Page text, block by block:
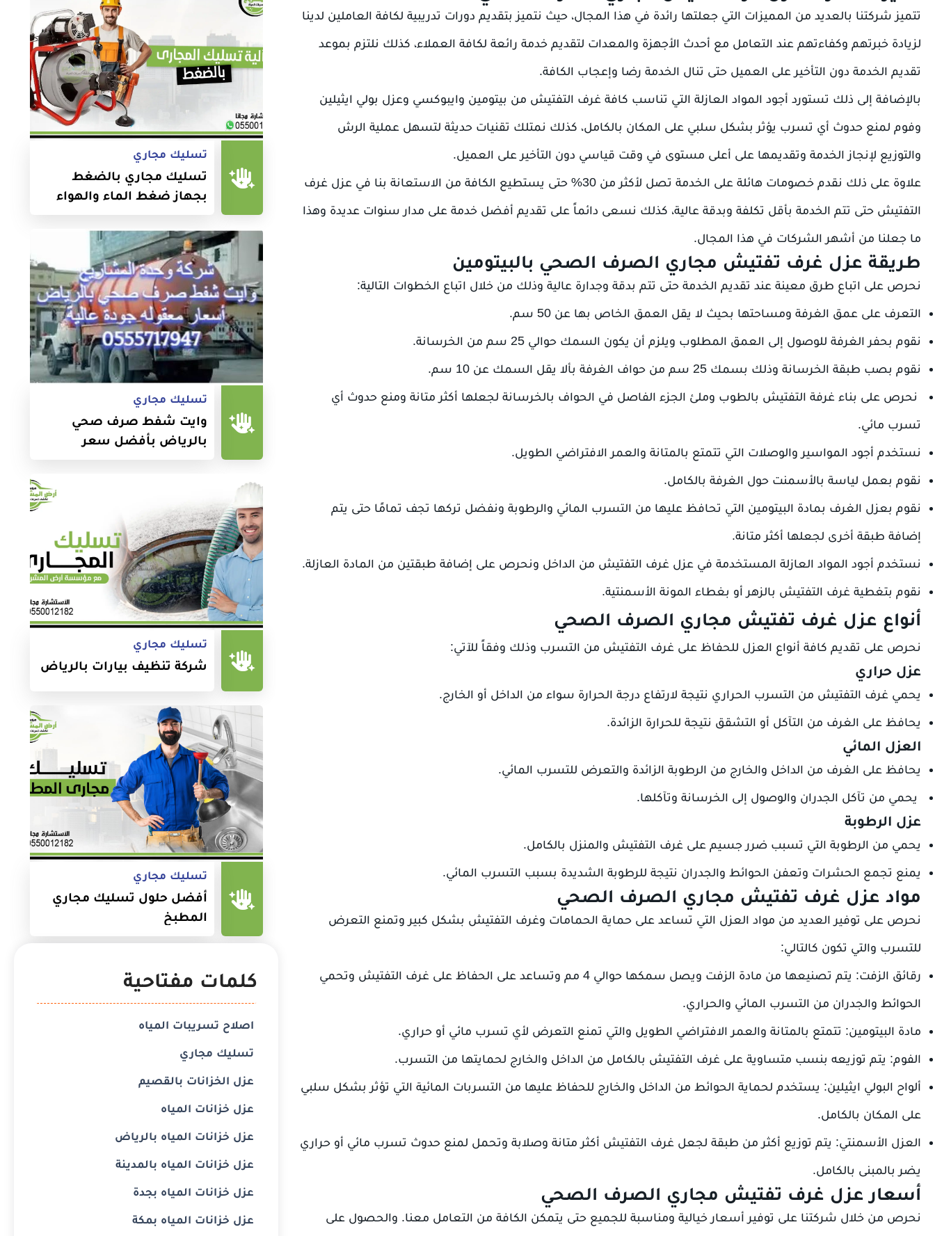
تتميز شركتنا بالعديد من المميزات التي جعلتها رائدة في هذا المجال، حيث نتميز بتقديم دورات تدريبية لكافة العاملين لدينا
لزيادة خبرتهم وكفاءتهم عند التعامل مع أحدث الأجهزة والمعدات لتقديم خدمة رائعة لكافة العملاء، كذلك نلتزم بموعد
تقديم الخدمة دون التأخير على العميل حتى تنال الخدمة رضا وإعجاب الكافة.
بالإضافة إلى ذلك تستورد أجود المواد العازلة التي تناسب كافة غرف التفتيش من بيتومين وايبوكسي وعزل بولي ايثيلين
وفوم لمنع حدوث أي تسرب يؤثر بشكل سلبي على المكان بالكامل، كذلك نمتلك تقنيات حديثة لتسهل عملية الرش
والتوزيع لإنجاز الخدمة وتقديمها على أعلى مستوى في وقت قياسي دون التأخير على العميل.
علاوة على ذلك نقدم خصومات هائلة على الخدمة تصل لأكثر من 30% حتى يستطيع الكافة من الاستعانة بنا في عزل غرف
التفتيش حتى تتم الخدمة بأقل تكلفة وبدقة عالية، كذلك نسعى دائماً على تقديم أفضل خدمة على مدار سنوات عديدة وهذا
ما جعلنا من أشهر الشركات في هذا المجال.
طريقة عزل غرف تفتيش مجاري الصرف الصحي بالبيتومين
نحرص على اتباع طرق معينة عند تقديم الخدمة حتى تتم بدقة وجدارة عالية وذلك من خلال اتباع الخطوات التالية:
التعرف على عمق الغرفة ومساحتها بحيث لا يقل العمق الخاص بها عن 50 سم.
نقوم بحفر الغرفة للوصول إلى العمق المطلوب ويلزم أن يكون السمك حوالي 25 سم من الخرسانة.
نقوم بصب طبقة الخرسانة وذلك بسمك 25 سم من حواف الغرفة بألا يقل السمك عن 10 سم.
نحرص على بناء غرفة التفتيش بالطوب وملئ الجزء الفاصل في الحواف بالخرسانة لجعلها أكثر متانة ومنع حدوث أي
تسرب مائي.
نستخدم أجود المواسير والوصلات التي تتمتع بالمتانة والعمر الافتراضي الطويل.
نقوم بعمل لياسة بالأسمنت حول الغرفة بالكامل.
نقوم بعزل الغرف بمادة البيتومين التي تحافظ عليها من التسرب المائي والرطوبة ونفضل تركها تجف تمامًا حتى يتم
إضافة طبقة أخرى لجعلها أكثر متانة.
نستخدم أجود المواد العازلة المستخدمة في عزل غرف التفتيش من الداخل ونحرص على إضافة طبقتين من المادة العازلة.
نقوم بتغطية غرف التفتيش بالزهر أو بغطاء المونة الأسمنتية.
أنواع عزل غرف تفتيش مجاري الصرف الصحي
نحرص على تقديم كافة أنواع العزل للحفاظ على غرف التفتيش من التسرب وذلك وفقاً للآتي:
عزل حراري
يحمي غرف التفتيش من التسرب الحراري نتيجة لارتفاع درجة الحرارة سواء من الداخل أو الخارج.
يحافظ على الغرف من التآكل أو التشقق نتيجة للحرارة الزائدة.
العزل المائي
يحافظ على الغرف من الداخل والخارج من الرطوبة الزائدة والتعرض للتسرب المائي.
يحمي من تآكل الجدران والوصول إلى الخرسانة وتآكلها.
عزل الرطوبة
يحمي من الرطوبة التي تسبب ضرر جسيم على غرف التفتيش والمنزل بالكامل.
يمنع تجمع الحشرات وتعفن الحوائط والجدران نتيجة للرطوبة الشديدة بسبب التسرب المائي.
مواد عزل غرف تفتيش مجاري الصرف الصحي
نحرص على توفير العديد من مواد العزل التي تساعد على حماية الحمامات وغرف التفتيش بشكل كبير وتمنع التعرض
للتسرب والتي تكون كالتالي:
رقائق الزفت: يتم تصنيعها من مادة الزفت ويصل سمكها حوالي 4 مم وتساعد على الحفاظ على غرف التفتيش وتحمي
الحوائط والجدران من التسرب المائي والحراري.
مادة البيتومين: تتمتع بالمتانة والعمر الافتراضي الطويل والتي تمنع التعرض لأي تسرب مائي أو حراري.
الفوم: يتم توزيعه بنسب متساوية على غرف التفتيش بالكامل من الداخل والخارج لحمايتها من التسرب.
ألواح البولي ايثيلين: يستخدم لحماية الحوائط من الداخل والخارج للحفاظ عليها من التسربات المائية التي تؤثر بشكل سلبي
على المكان بالكامل.
العزل الأسمنتي: يتم توزيع أكثر من طبقة لجعل غرف التفتيش أكثر متانة وصلابة وتحمل لمنع حدوث تسرب مائي أو حراري
يضر بالمبنى بالكامل.
أسعار عزل غرف تفتيش مجاري الصرف الصحي
نحرص من خلال شركتنا على توفير أسعار خيالية ومناسبة للجميع حتى يتمكن الكافة من التعامل معنا. والحصول على
تسليك مجاري
تسليك مجاري بالضغط
بجهاز ضغط الماء والهواء
تسليك مجاري
وايت شفط صرف صحي
بالرياض بأفضل سعر
تسليك مجاري
شركة تنظيف بيارات بالرياض
تسليك مجاري
أفضل حلول تسليك مجاري
المطبخ
كلمات مفتاحية
اصلاح تسريبات المياه
تسليك مجاري
عزل الخزانات بالقصيم
عزل خزانات المياه
عزل خزانات المياه بالرياض
عزل خزانات المياه بالمدينة
عزل خزانات المياه بجدة
عزل خزانات المياه بمكة